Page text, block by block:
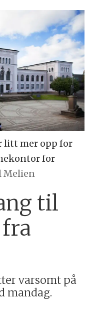
litt mer opp for
for
Melien
til
varsomt på
mandag.